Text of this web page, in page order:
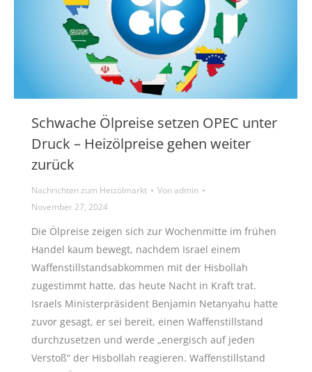
Schwache Ölpreise setzen OPEC unter
Druck – Heizölpreise gehen weiter
zurück
Nachrichten zum Heizölmarkt Vonadmin
November 27, 2024
Die Ölpreise zeigen sich zur Wochenmitte im frühen
Handel kaum bewegt, nachdem Israel einem
Waffenstillstandsabkommen mit der Hisbollah
zugestimmt hatte, das heute Nacht in Kraft trat.
Israels Ministerpräsident Benjamin Netanyahu hatte
zuvor gesagt, er sei bereit, einen Waffenstillstand
durchzusetzen und werde „energisch auf jeden
Verstoß“ der Hisbollah reagieren. Waffenstillstand